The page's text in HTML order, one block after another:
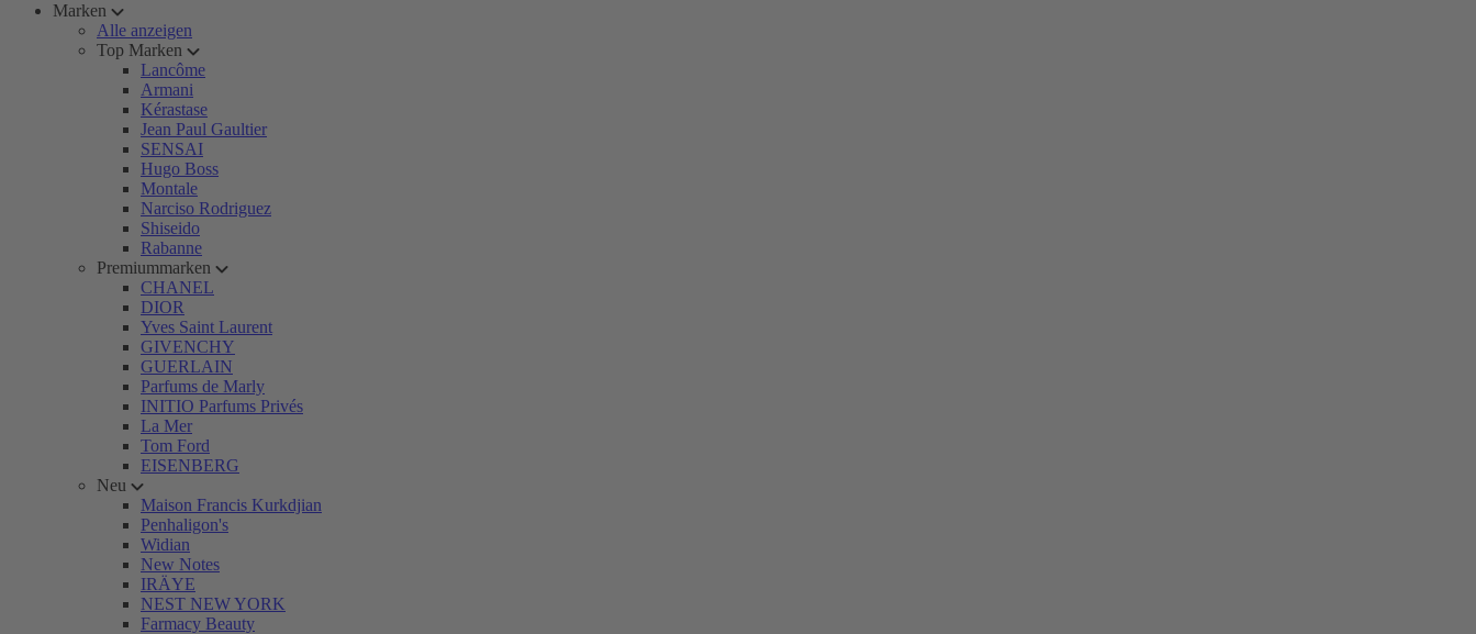
Marken
Alle anzeigen
Top Marken
Lancôme
Armani
Kérastase
Jean Paul Gaultier
SENSAI
Hugo Boss
Montale
Narciso Rodriguez
Shiseido
Rabanne
Premiummarken
CHANEL
DIOR
Yves Saint Laurent
GIVENCHY
GUERLAIN
Parfums de Marly
INITIO Parfums Privés
La Mer
Tom Ford
EISENBERG
Neu
Maison Francis Kurkdjian
Penhaligon's
Widian
New Notes
IRÄYE
NEST NEW YORK
Farmacy Beauty